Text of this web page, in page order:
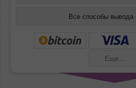
Все способы вывода
Еще...